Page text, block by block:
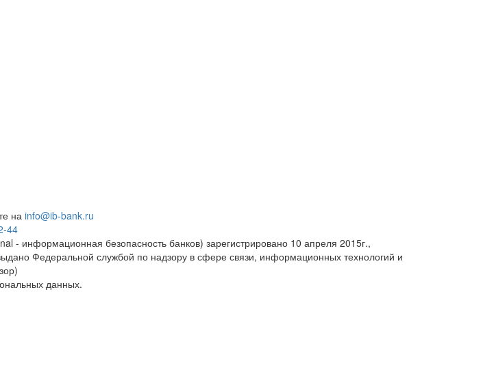
на info@ib-bank.ru
44
- информационная безопасность банков) зарегистрировано 10 апреля 2015г.,
Федеральной службой по надзору в сфере связи, информационных технологий и
данных.